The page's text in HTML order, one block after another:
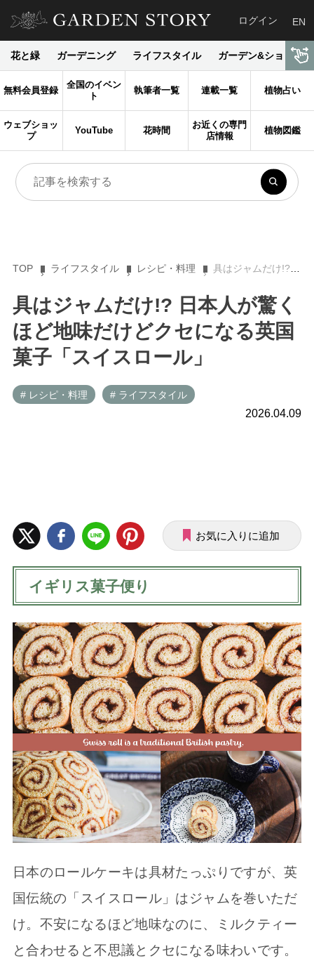
ログイン EN
花と緑 ガーデニング ライフスタイル ガーデン&ショップ
無料会員登録
全国のイベン
ト
執筆者一覧 連載一覧 植物占い
ウェブショッ
プ
YouTube 花時間
お近くの専門
店情報
植物図鑑
TOP ライフスタイル レシピ・料理 具はジャムだけ!? 日本人が驚くほど地味だけどクセになる英国菓子「スイスロール」
具はジャムだけ!? 日本人が驚く
ほど地味だけどクセになる英国
菓子「スイスロール」
# レシピ・料理 # ライフスタイル
2026.04.09
お気に入りに追加
イギリス菓子便り
日本のロールケーキは具材たっぷりですが、英
国伝統の「スイスロール」はジャムを巻いただ
け。不安になるほど地味なのに、ミルクティー
と合わせると不思議とクセになる味わいです。